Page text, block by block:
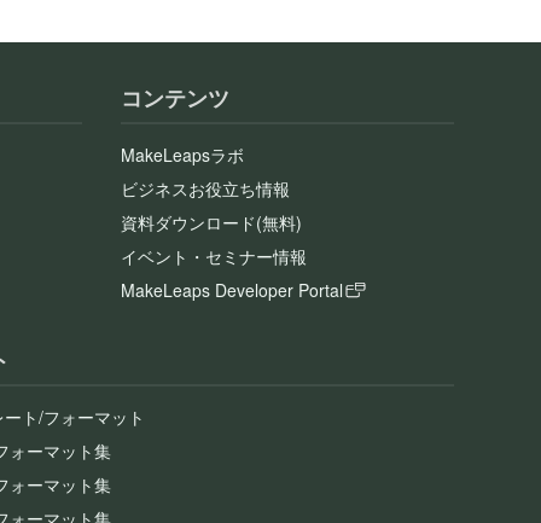
コンテンツ
MakeLeapsラボ
ビジネスお役立ち情報
資料ダウンロード(無料)
イベント・セミナー情報
MakeLeaps Developer Portal
ト/フォーマット
ォーマット集
ォーマット集
ォーマット集